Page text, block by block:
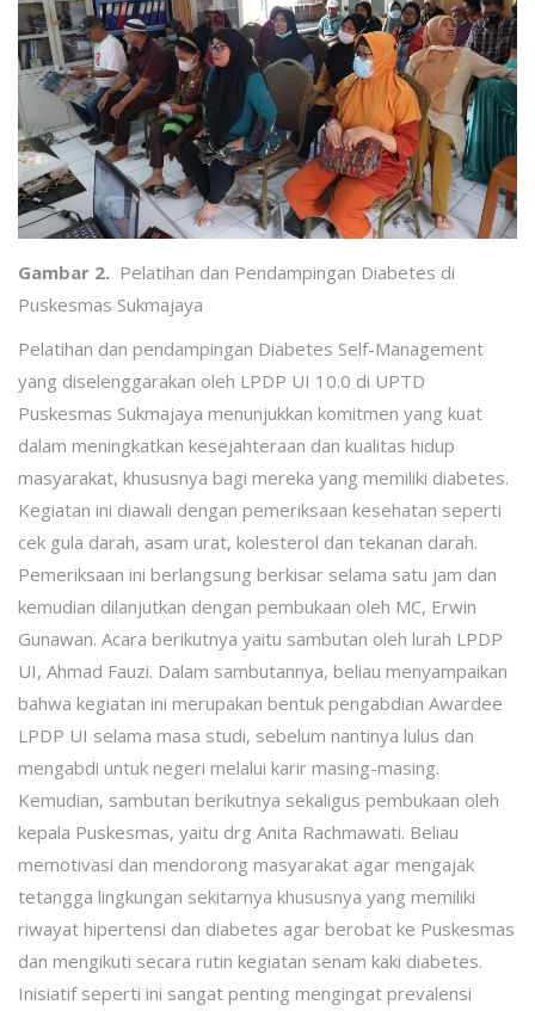
Gambar 2. Pelatihan dan Pendampingan Diabetes di
Puskesmas Sukmajaya
Pelatihan dan pendampingan Diabetes Self-Management
yang diselenggarakan oleh LPDP UI 10.0 di UPTD
Puskesmas Sukmajaya menunjukkan komitmen yang kuat
dalam meningkatkan kesejahteraan dan kualitas hidup
masyarakat, khususnya bagi mereka yang memiliki diabetes.
Kegiatan ini diawali dengan pemeriksaan kesehatan seperti
cek gula darah, asam urat, kolesterol dan tekanan darah.
Pemeriksaan ini berlangsung berkisar selama satu jam dan
kemudian dilanjutkan dengan pembukaan oleh MC, Erwin
Gunawan. Acara berikutnya yaitu sambutan oleh lurah LPDP
UI, Ahmad Fauzi. Dalam sambutannya, beliau menyampaikan
bahwa kegiatan ini merupakan bentuk pengabdian Awardee
LPDP UI selama masa studi, sebelum nantinya lulus dan
mengabdi untuk negeri melalui karir masing-masing.
Kemudian, sambutan berikutnya sekaligus pembukaan oleh
kepala Puskesmas, yaitu drg Anita Rachmawati. Beliau
memotivasi dan mendorong masyarakat agar mengajak
tetangga lingkungan sekitarnya khususnya yang memiliki
riwayat hipertensi dan diabetes agar berobat ke Puskesmas
dan mengikuti secara rutin kegiatan senam kaki diabetes.
Inisiatif seperti ini sangat penting mengingat prevalensi